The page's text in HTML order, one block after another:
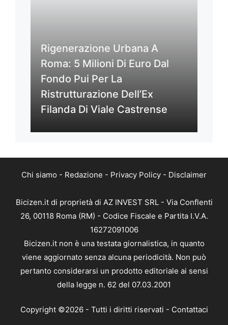
Rigenerazione Urbana A
Roma: 5 Milioni Di Euro Dal
Fondo Pui Per La
Ristrutturazione Dell’Ex
Filanda Di Viale Castrense
Chi siamo - Redazione - Privacy Policy - Disclaimer
Bicizen.it di proprietà di AZ INVEST SRL - Via Conflenti
26, 00118 Roma (RM) - Codice Fiscale e Partita I.V.A.
16272091006
Bicizen.it non è una testata giornalistica, in quanto
viene aggiornato senza alcuna periodicità. Non può
pertanto considerarsi un prodotto editoriale ai sensi
della legge n. 62 del 07.03.2001
Copyright ©2026 - Tutti i diritti riservati - Contattaci